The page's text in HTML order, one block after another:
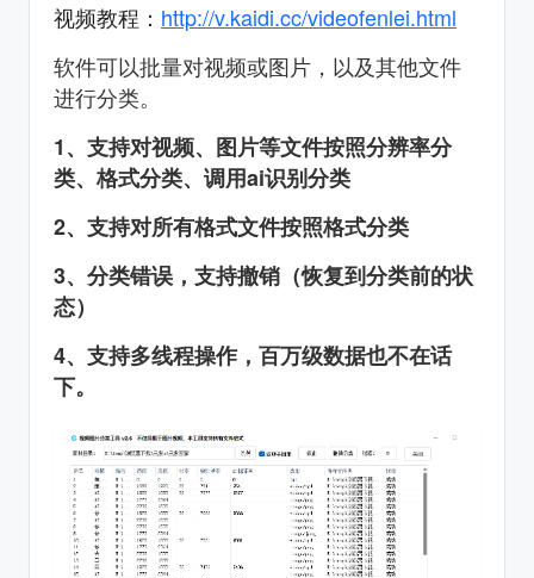
视频教程： http://v.kaidi.cc/videofenlei.html
软件可以批量对视频或图片，以及其他文件
进行分类。
1、支持对视频、图片等文件按照分辨率分
类、格式分类、调用ai识别分类
2、支持对所有格式文件按照格式分类
3、分类错误，支持撤销（恢复到分类前的状
态）
4、支持多线程操作，百万级数据也不在话
下。